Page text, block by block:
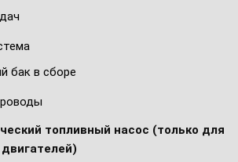
бак в сборе
топливный насос (только для